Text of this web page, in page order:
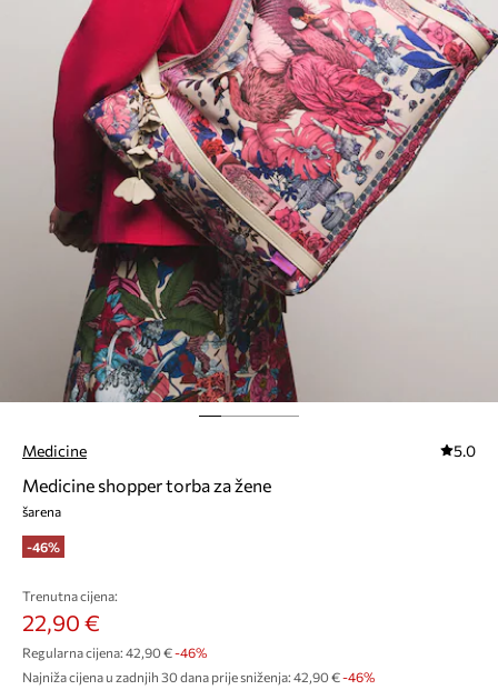
Medicine 5.0
Medicine shopper torba za žene
šarena
-46%
Trenutna cijena:
22,90 €
Regularna cijena: 42,90 €-46%
Najniža cijena u zadnjih 30 dana prije sniženja: 42,90 € -46%